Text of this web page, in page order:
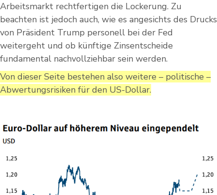
Arbeitsmarkt rechtfertigen die Lockerung. Zu
beachten ist jedoch auch, wie es angesichts des Drucks
von Präsident Trump personell bei der Fed
weitergeht und ob künftige Zinsentscheide
fundamental nachvollziehbar sein werden.
Von dieser Seite bestehen also weitere – politische –
Abwertungsrisiken für den US-Dollar.